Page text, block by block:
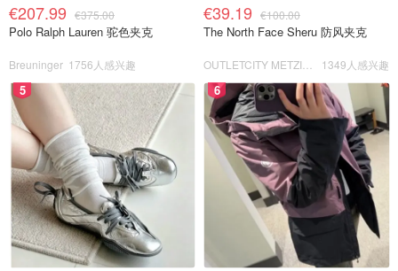
€207.99 €375.00
Polo Ralph Lauren 驼色夹克
Breuninger 1756人感兴趣
€39.19 €100.00
The North Face Sheru 防风夹克
1349人感兴趣
5 6